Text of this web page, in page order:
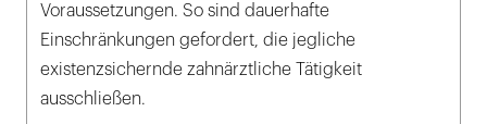
Voraussetzungen. So sind dauerhafte
Einschränkungen gefordert, die jegliche
existenzsichernde zahnärztliche Tätigkeit
ausschließen.